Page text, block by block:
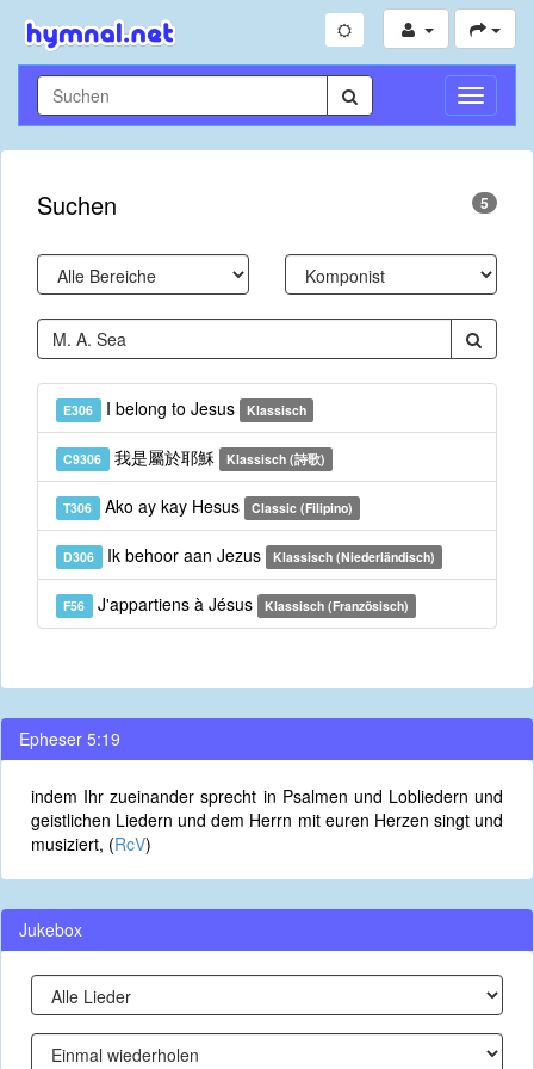
Suchen 5
E306 I belong to Jesus Klassisch
C9306 我是屬於耶穌 Klassisch (詩歌)
T306 Ako ay kay Hesus Classic (Filipino)
D306 Ik behoor aan Jezus Klassisch (Niederländisch)
F56 J'appartiens à Jésus Klassisch (Französisch)
Epheser 5:19
indem Ihr zueinander sprecht in Psalmen und Lobliedern und
geistlichen Liedern und dem Herrn mit euren Herzen singt und
musiziert, (RcV)
Jukebox